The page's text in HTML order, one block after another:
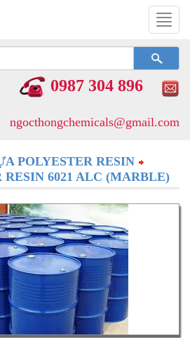
0987 304 896
ngocthongchemicals@gmail.com
POLYESTER RESIN
RESIN 6021 ALC (MARBLE)